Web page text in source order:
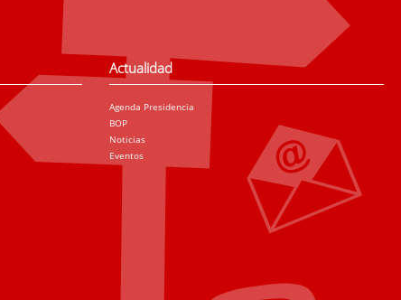
Actualidad
Agenda Presidencia
BOP
Noticias
Eventos